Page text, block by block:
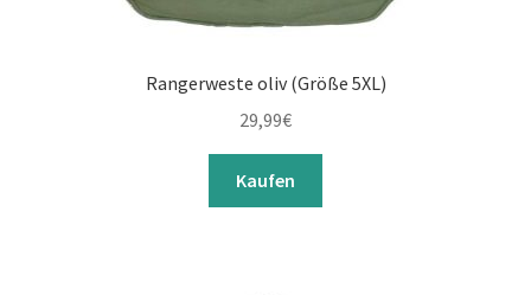
Rangerweste oliv (Größe 5XL)
29,99€
Kaufen